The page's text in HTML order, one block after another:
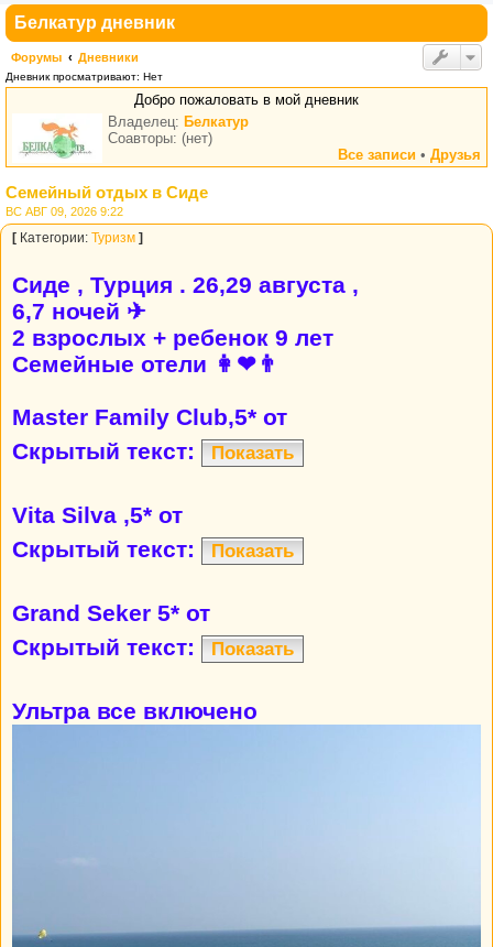
Белкатур дневник
Форумы Дневники
Дневник просматривают: Нет
Добро пожаловать в мой дневник
Владелец: Белкатур
Соавторы: (нет)
Все записи • Друзья
Семейный отдых в Сиде
ВС АВГ 09, 2026 9:22
[ Категории: Туризм ]
Сиде , Турция . 26,29 августа ,
6,7 ночей ✈
2 взрослых + ребенок 9 лет
Семейные отели 👩❤👨
Master Family Club,5* от
Скрытый текст:
Показать
Vita Silva ,5* от
Скрытый текст:
Показать
Grand Seker 5* от
Скрытый текст:
Показать
Ультра все включено